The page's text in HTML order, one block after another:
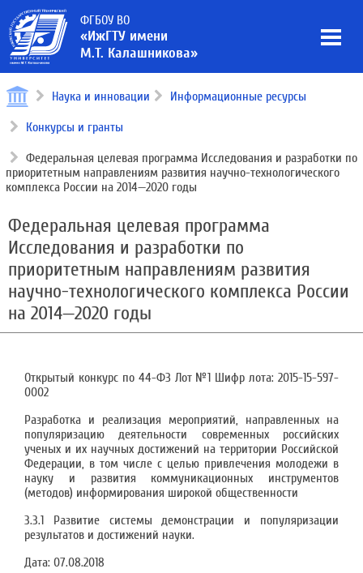
ФГБОУ ВО
«ИжГТУ имени
М.Т. Калашникова»
Наука и инновации Информационные ресурсы
Конкурсы и гранты
Федеральная целевая программа Исследования и разработки по
приоритетным направлениям развития научно-технологического
комплекса России на 2014—2020 годы
Федеральная целевая программа
Исследования и разработки по
приоритетным направлениям развития
научно-технологического комплекса России
на 2014—2020 годы
Открытый конкурс по 44-ФЗ Лот №1 Шифр лота: 2015-15-597-
0002
Разработка и реализация мероприятий, направленных на
популяризацию деятельности современных российских
ученых и их научных достижений на территории Российской
Федерации, в том числе с целью привлечения молодежи в
науку и развития коммуникационных инструментов
(методов) информирования широкой общественности
3.3.1 Развитие системы демонстрации и популяризации
результатов и достижений науки.
Дата: 07.08.2018